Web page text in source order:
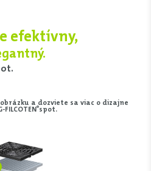
efektívny,
a dozviete sa viac o dizajne
®spot.